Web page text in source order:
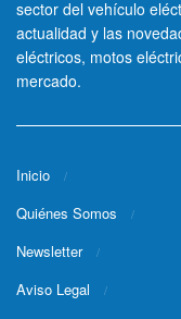
sector del vehículo
actualidad y las
eléctricos, motos
mercado.
Inicio
Quiénes Somos
Newsletter
Aviso Legal